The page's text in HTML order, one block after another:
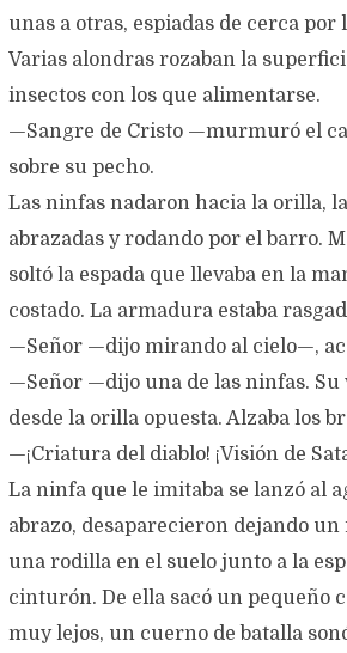
unas a otras, espiadas de cerca
Varias alondras rozaban la
insectos con los que alimentarse.
—Sangre de Cristo —murmuró el
sobre su pecho.
Las ninfas nadaron hacia la orilla,
abrazadas y rodando por el barro.
soltó la espada que llevaba en la
costado. La armadura estaba
—Señor —dijo mirando al cielo—,
—Señor —dijo una de las ninfas. Su
desde la orilla opuesta. Alzaba los
—¡Criatura del diablo! ¡Visión de
La ninfa que le imitaba se lanzó al
abrazo, desaparecieron dejando
una rodilla en el suelo junto a la
cinturón. De ella sacó un pequeño
muy lejos, un cuerno de batalla